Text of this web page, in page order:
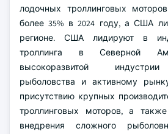
лодочных троллинговых
более 35% в 2024 году, а США
регионе. США лидируют в
троллинга в Северной
высокоразвитой
рыболовства и активному
присутствию крупных
троллинговых моторов, а
внедрения сложного